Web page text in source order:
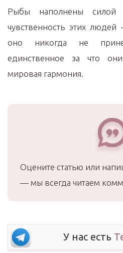
Рыбы наполнены силой
чувственность этих
оно никогда не
единственное за что
мировая гармония.
Оцените статью или
— мы всегда читаем
У нас есть